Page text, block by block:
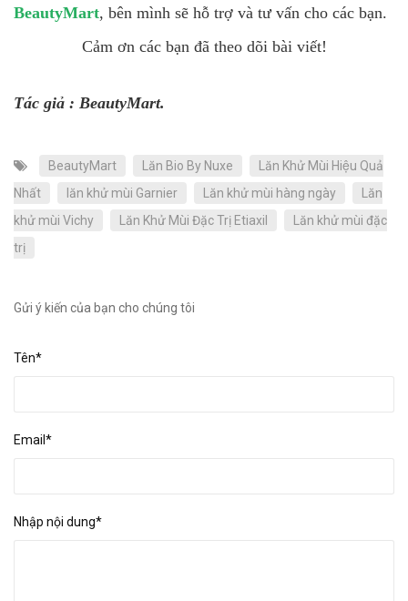
BeautyMart, bên mình sẽ hỗ trợ và tư vấn cho các bạn.
Cảm ơn các bạn đã theo dõi bài viết!
Tác giả : BeautyMart.
BeautyMart Lăn Bio By Nuxe
Lăn Khử Mùi Hiệu Quả
Nhất
lăn khử mùi Garnier Lăn khử mùi hàng ngày
Lăn
khử mùi Vichy
Lăn Khử Mùi Đặc Trị Etiaxil
Lăn khử mùi đặc
trị
Gửi ý kiến của bạn cho chúng tôi
Tên*
Email*
Nhập nội dung*